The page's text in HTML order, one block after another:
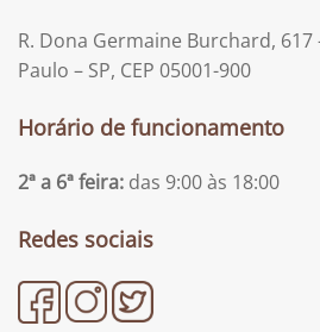
R. Dona Germaine Burchard, 617
Paulo – SP, CEP 05001-900
Horário de funcionamento
2ª a 6ª feira: das 9:00 às 18:00
Redes sociais